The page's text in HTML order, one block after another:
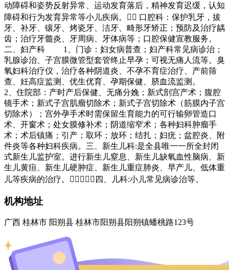
动障碍和姿势反射异常、运动发育落后，精神发育迟缓，认知
障碍和行为发育异常等小儿疾病。 口腔科：保护乳牙，拔
牙、补牙、镶牙、烤瓷牙、洁牙、畸形牙矫正；预防及治疗龋
齿；治疗牙髓炎、牙周病、牙体病等；口腔保健宣教服务。
二、妇产科 1、门诊：妇女病普查；妇产科常见病诊治；
乳腺诊治、子宫膜微管型套管终止早孕；可视无痛人流等。臭
氧妇科治疗仪，治疗各种阴道炎、不孕不育症治疗、产前筛
查、妊高症监测、优生优育、孕期保健、脐血流监测。
2、住院部：产时产后保健、无痛分娩；新式剖宫产术；腹腔
镜手术；新式子宫肌瘤切除术；新式子宫切除术（筋膜内子宫
切除术）；宫外孕手术时需保留生育能力的可行输卵管造口
术、开窗术；处女膜修补术；阴道缩窄术；各种妇科肿瘤手
术；术后镇痛；引产；取环；放环；结扎；妇疣；盆腔炎、附
件炎等各种妇科疾病。三、新生儿科:是全县唯一一所全封闭
式新生儿监护室。进行新生儿窒息、新生儿缺氧血性脑病、新
生儿黄疸、新生儿硬肿症、新生儿重症肺炎、早产儿、低体重
儿等疾病的治疗。四、儿科:小儿常见病诊治等。
机构地址
广西 桂林市 阳朔县 桂林市阳朔县阳朔镇蟠桃路123号